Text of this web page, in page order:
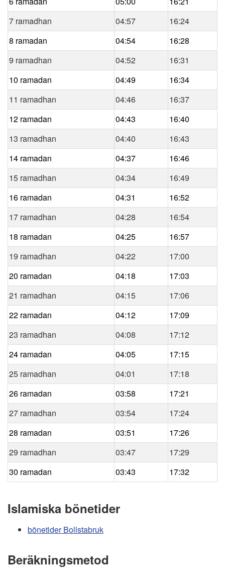
7 ramadhan
04:57
16:24
8 ramadan
04:54
16:28
9 ramadhan
04:52
16:31
10 ramadan
04:49
16:34
11 ramadhan
04:46
16:37
12 ramadan
04:43
16:40
13 ramadhan
04:40
16:43
14 ramadan
04:37
16:46
15 ramadhan
04:34
16:49
16 ramadan
04:31
16:52
17 ramadhan
04:28
16:54
18 ramadan
04:25
16:57
19 ramadhan
04:22
17:00
20 ramadan
04:18
17:03
21 ramadhan
04:15
17:06
22 ramadan
04:12
17:09
23 ramadhan
04:08
17:12
24 ramadan
04:05
17:15
25 ramadhan
04:01
17:18
26 ramadan
03:58
17:21
27 ramadhan
03:54
17:24
28 ramadan
03:51
17:26
29 ramadhan
03:47
17:29
30 ramadan
03:43 17:32
Islamiska bönetider
bönetider Bollstabruk
Beräkningsmetod